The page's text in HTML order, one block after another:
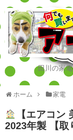
田川の家
ホーム 家電
【エアコン
2023年製 【取